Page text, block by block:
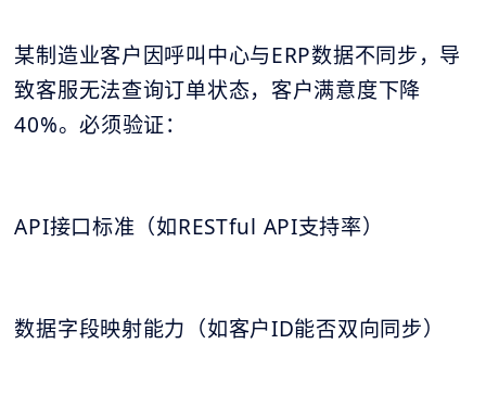
某制造业客户因呼叫中心与ERP数据不同步，导
致客服无法查询订单状态，客户满意度下降
40%。必须验证：
API接口标准（如RESTful API支持率）
数据字段映射能力（如客户ID能否双向同步）